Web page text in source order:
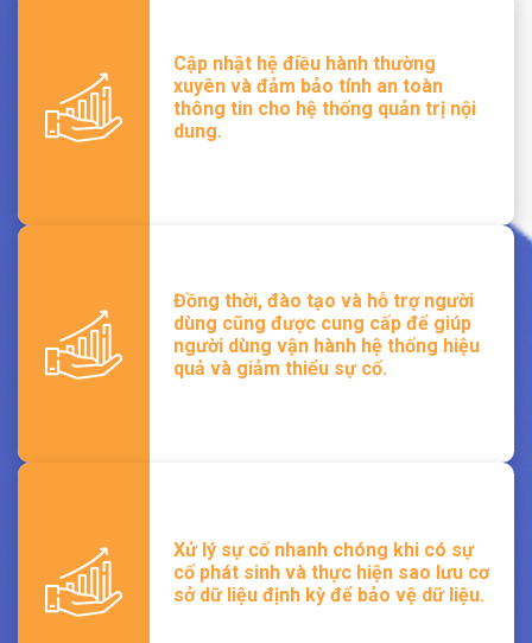
Cập nhật hệ điều hành thường
xuyên và đảm bảo tính an toàn
thông tin cho hệ thống quản trị nội
dung.
Đồng thời, đào tạo và hỗ trợ người
dùng cũng được cung cấp để giúp
người dùng vận hành hệ thống hiệu
quả và giảm thiểu sự cố.
Xử lý sự cố nhanh chóng khi có sự
cố phát sinh và thực hiện sao lưu cơ
sở dữ liệu định kỳ để bảo vệ dữ liệu.